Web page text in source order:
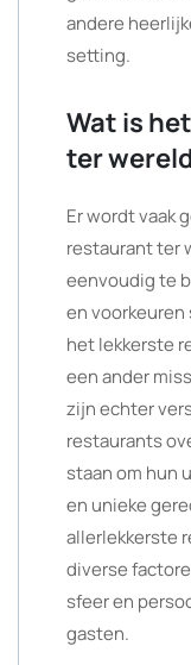
andere
setting.
Wat is
ter
Er wordt vaak
restaurant ter
eenvoudig te
en
het lekkerste
een ander
zijn echter
restaurants
staan om hun
en unieke
allerlekkerste
diverse
sfeer en
gasten.